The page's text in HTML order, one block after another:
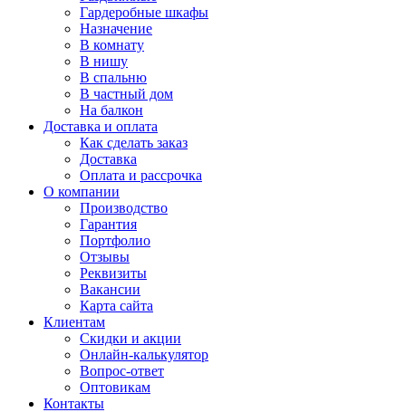
Гардеробные шкафы
Назначение
В комнату
В нишу
В спальню
В частный дом
На балкон
Доставка и оплата
Как сделать заказ
Доставка
Оплата и рассрочка
О компании
Производство
Гарантия
Портфолио
Отзывы
Реквизиты
Вакансии
Карта сайта
Клиентам
Скидки и акции
Онлайн-калькулятор
Вопрос-ответ
Оптовикам
Контакты